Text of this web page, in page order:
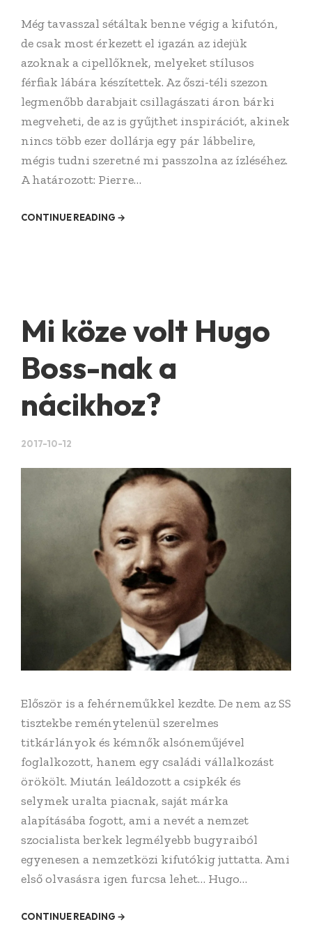
Még tavasszal sétáltak benne végig a kifutón,
de csak most érkezett el igazán az idejük
azoknak a cipellőknek, melyeket stílusos
férfiak lábára készítettek. Az őszi-téli szezon
legmenőbb darabjait csillagászati áron bárki
megveheti, de az is gyűjthet inspirációt, akinek
nincs több ezer dollárja egy pár lábbelire,
mégis tudni szeretné mi passzolna az ízléséhez.
A határozott: Pierre…
CONTINUE READING →
Mi köze volt Hugo
Boss-nak a
nácikhoz?
2017-10-12
Először is a fehérneműkkel kezdte. De nem az SS
tisztekbe reménytelenül szerelmes
titkárlányok és kémnők alsóneműjével
foglalkozott, hanem egy családi vállalkozást
örökölt. Miután leáldozott a csipkék és
selymek uralta piacnak, saját márka
alapításába fogott, ami a nevét a nemzet
szocialista berkek legmélyebb bugyraiból
egyenesen a nemzetközi kifutókig juttatta. Ami
első olvasásra igen furcsa lehet… Hugo…
CONTINUE READING →